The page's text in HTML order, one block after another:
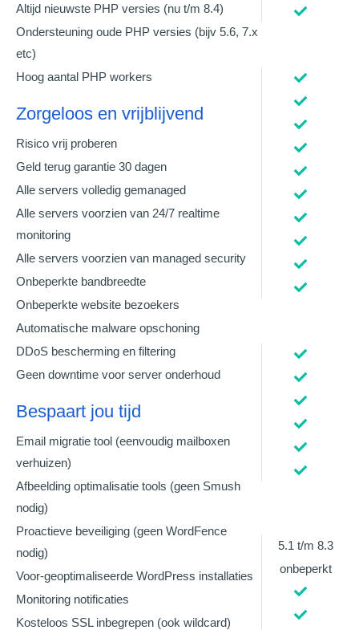
Altijd nieuwste PHP versies (nu t/m 8.4)
Ondersteuning oude PHP versies (bijv 5.6, 7.x
etc)
Hoog aantal PHP workers
Zorgeloos en vrijblijvend
Risico vrij proberen
Geld terug garantie 30 dagen
Alle servers volledig gemanaged
Alle servers voorzien van 24/7 realtime
monitoring
Alle servers voorzien van managed security
Onbeperkte bandbreedte
Onbeperkte website bezoekers
Automatische malware opschoning
DDoS bescherming en filtering
Geen downtime voor server onderhoud
Bespaart jou tijd
Email migratie tool (eenvoudig mailboxen
verhuizen)
Afbeelding optimalisatie tools (geen Smush
nodig)
Proactieve beveiliging (geen WordFence
nodig)
Voor-geoptimaliseerde WordPress installaties
Monitoring notificaties
Kosteloos SSL inbegrepen (ook wildcard)
5.1 t/m 8.3
onbeperkt